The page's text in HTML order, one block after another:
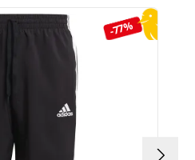
-77%